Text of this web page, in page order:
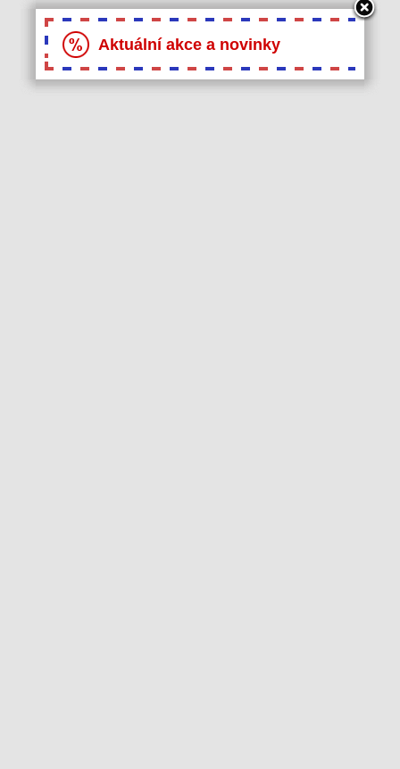
Aktuální akce a novinky